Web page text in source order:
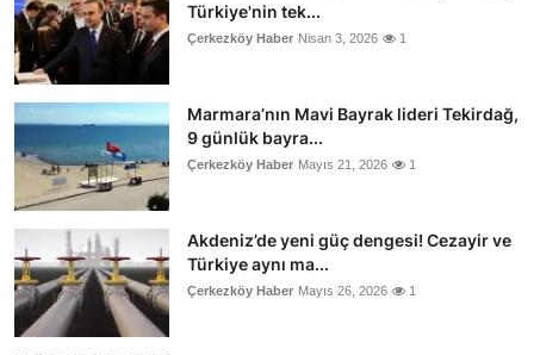
Türkiye'nin tek...
Çerkezköy Haber Nisan 3, 2026 1
Marmara’nın Mavi Bayrak lideri Tekirdağ,
9 günlük bayra...
Çerkezköy Haber Mayıs 21, 2026 1
Akdeniz’de yeni güç dengesi! Cezayir ve
Türkiye aynı ma...
Çerkezköy Haber Mayıs 26, 2026 1